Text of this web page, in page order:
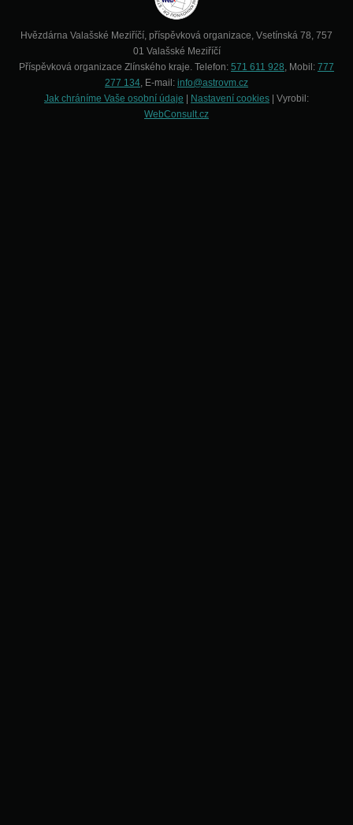
Hvězdárna Valašské Meziříčí, příspěvková organizace, Vsetínská 78, 757
01 Valašské Meziříčí
Příspěvková organizace Zlínského kraje. Telefon: 571 611 928, Mobil: 777
277 134, E-mail: info@astrovm.cz
Jak chráníme Vaše osobní údaje
Nastavení cookies | Vyrobil:
WebConsult.cz